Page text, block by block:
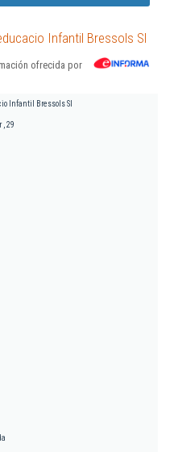
Infantil Bressols Sl
ofrecida por
Infantil Bressols Sl
, 29